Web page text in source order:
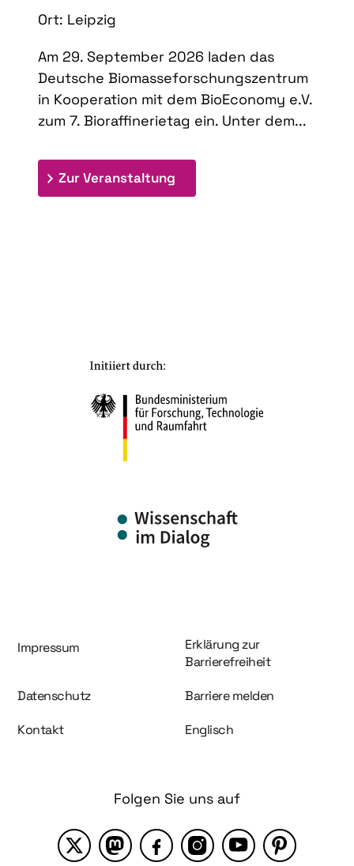
Ort: Leipzig
Am 29. September 2026 laden das
Deutsche Biomasseforschungszentrum
in Kooperation mit dem BioEconomy e.V.
zum 7. Bioraffinerietag ein. Unter dem...
Zur Veranstaltung
Information und Service
Impressum
Erklärung zur
Barrierefreiheit
Datenschutz Barriere melden
Kontakt Englisch
Folgen Sie uns auf